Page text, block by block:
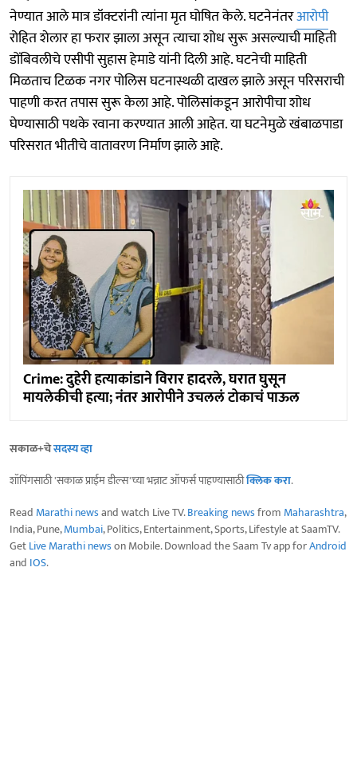
नेण्यात आले मात्र डॉक्टरांनी त्यांना मृत घोषित केले. घटनेनंतरआरोपी
रोहित शेलार हा फरार झाला असून त्याचा शोध सुरू असल्याची माहिती
डोंबिवलीचे एसीपी सुहास हेमाडे यांनी दिली आहे. घटनेची माहिती
मिळताच टिळक नगर पोलिस घटनास्थळी दाखल झाले असून परिसराची
पाहणी करत तपास सुरू केला आहे. पोलिसांकडून आरोपीचा शोध
घेण्यासाठी पथके रवाना करण्यात आली आहेत. या घटनेमुळे खंबाळपाडा
परिसरात भीतीचे वातावरण निर्माण झाले आहे.
Crime: दुहेरी हत्याकांडाने विरार हादरले, घरात घुसून
मायलेकीची हत्या; नंतर आरोपीने उचललं टोकाचं पाऊल
सकाळ+चेसदस्य व्हा
शॉपिंगसाठी 'सकाळ प्राईम डील्स'च्या भन्नाट ऑफर्स पाहण्यासाठीक्लिक करा.
Read Marathi newsand watch Live TV.Breaking newsfrom Maharashtra,
India, Pune,Mumbai, Politics, Entertainment, Sports, Lifestyle at SaamTV.
GetLive Marathi newson Mobile. Download the Saam Tv app forAndroid
and IOS.